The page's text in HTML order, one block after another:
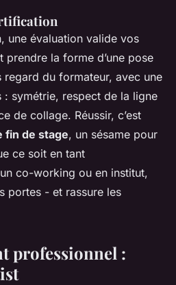
une évaluation valide vos
prendre la forme d’une pose
regard du formateur, avec une
symétrie, respect de la ligne
de collage. Réussir, c’est
fin de stage, un sésame pour
ce soit en tant
co-working ou en institut,
portes - et rassure les
professionnel :